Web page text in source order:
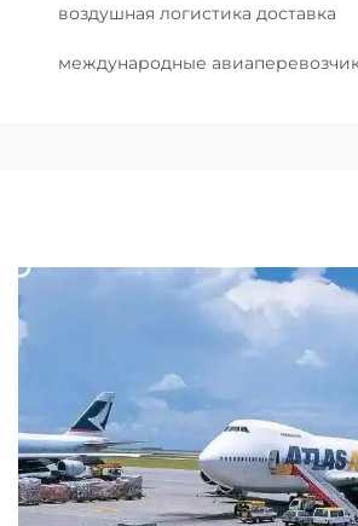
воздушная логистика доставка
международные